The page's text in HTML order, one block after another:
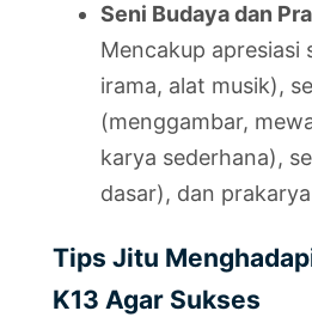
Seni Budaya dan
Mencakup apresiasi
irama, alat musik),
(menggambar,
karya sederhana),
dasar), dan
Tips Jitu
K13 Agar Sukses